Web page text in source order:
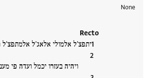
None
Recto
יתפצ'ל אלמולי אלאג'ל אלמתפצ'ל
ויהיה בעזרו יכמל ועדה פי